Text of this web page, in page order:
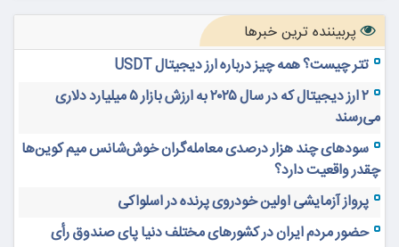
پربیننده ترین خبرها
تتر چیست؟ همه چیز درباره ارز دیجیتال USDT
۲ ارز دیجیتال که در سال ۲۰۲۵ به ارزش بازار ۵ میلیارد دلاری
می‌رسند
سودهای چند هزار درصدی معامله‌گران خوش‌شانس میم کوین‌ها
چقدر واقعیت دارد؟
پرواز آزمایشی اولین خودروی پرنده در اسلواکی
حضور مردم ایران در کشورهای مختلف دنیا پای صندوق رأی